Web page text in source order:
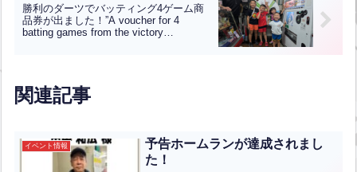
勝利のダーツでバッティング4ゲーム商
品券が出ました！”A voucher for 4
batting games from the victory
関連記事
イベント情報
予告ホームランが達成されまし
た！